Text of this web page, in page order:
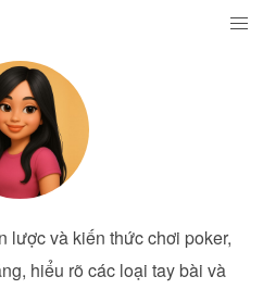
lược và kiến thức chơi poker,
hiểu rõ các loại tay bài và